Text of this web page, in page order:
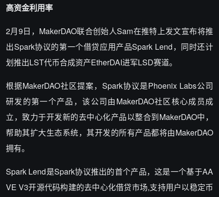
高资金利用率
2月9日，MakerDAO联合创始人Sam在推特上发文宣布将推
出Spark协议的第一个借贷应用产品Spark Lend，同时还计
划推出LST代币合成资产EtherDAI进军LSD赛道。
根据MakerDAO社区提案，Spark协议是Phoenix Labs公司
研发的第一个产品，该公司由MakerDAO社区核心成员成
立，致力于开发新的去中心化产品以整合到MakerDAO中，
帮助其扩大生态系统，其开发的所有产品都将由MakerDAO
拥有。
Spark Lend是Spark协议推出的首个产品，这是一个基于AA
VE V3开源代码构建的去中心化借贷市场,支持用户以稳定币